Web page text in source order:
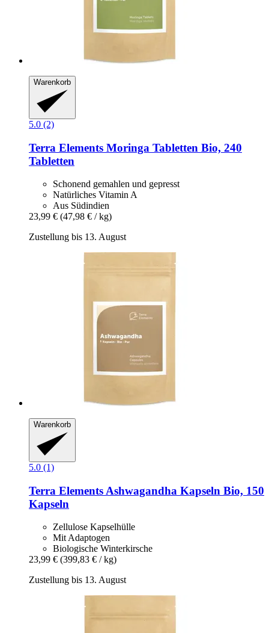
Warenkorb
5.0 (2)
Terra Elements Moringa Tabletten Bio, 240
Tabletten
Schonend gemahlen und gepresst
Natürliches Vitamin A
Aus Südindien
23,99 € (47,98 € / kg)
Zustellung bis 13. August
Warenkorb
5.0 (1)
Terra Elements Ashwagandha Kapseln Bio, 150
Kapseln
Zellulose Kapselhülle
Mit Adaptogen
Biologische Winterkirsche
23,99 € (399,83 € / kg)
Zustellung bis 13. August